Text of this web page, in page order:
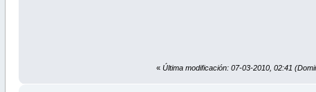
«Última modificación: 07-03-2010, 02:41